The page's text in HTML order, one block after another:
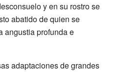
y en su rostro se
abatido de quien se
angustia profunda e
adaptaciones de grandes